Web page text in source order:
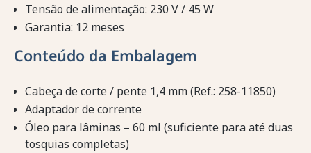
Tensão de alimentação: 230 V / 45 W
Garantia: 12 meses
Conteúdo da Embalagem
Cabeça de corte / pente 1,4 mm (Ref.: 258-11850)
Adaptador de corrente
Óleo para lâminas – 60 ml (suficiente para até duas
tosquias completas)